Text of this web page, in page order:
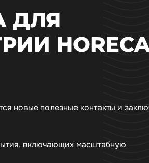
ДЛЯ
новые полезные контакты и
включающих масштабную